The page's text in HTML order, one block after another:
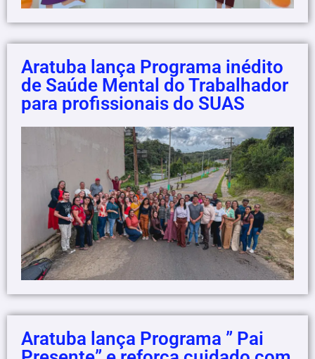
Aratuba lança Programa inédito
de Saúde Mental do Trabalhador
para profissionais do SUAS
Aratuba lança Programa ” Pai